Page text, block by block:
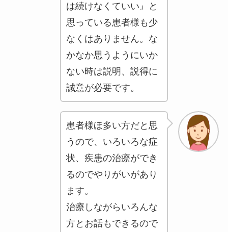
は続けなくていい』と
思っている患者様も少
なくはありません。な
かなか思うようにいか
ない時は説明、説得に
誠意が必要です。
患者様ほ多い方だと思
うので、いろいろな症
状、疾患の治療ができ
るのでやりがいがあり
ます。
治療しながらいろんな
方とお話もできるので